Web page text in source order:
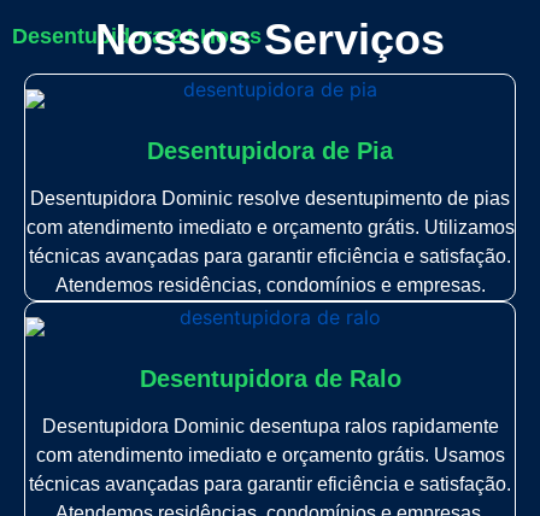
Desentupidora 24 Horas
Nossos Serviços
Desentupidora de Pia
Desentupidora Dominic resolve desentupimento de pias
com atendimento imediato e orçamento grátis. Utilizamos
técnicas avançadas para garantir eficiência e satisfação.
Atendemos residências, condomínios e empresas.
Desentupidora de Ralo
Desentupidora Dominic desentupa ralos rapidamente
com atendimento imediato e orçamento grátis. Usamos
técnicas avançadas para garantir eficiência e satisfação.